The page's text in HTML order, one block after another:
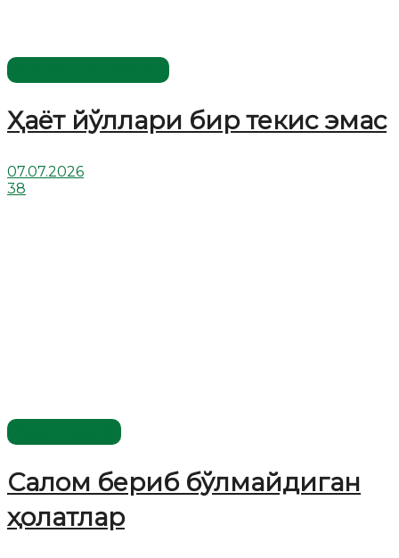
Ҳаёт йўллари бир текис эмас
07.07.2026
38
Салом бериб бўлмайдиган
ҳолатлар